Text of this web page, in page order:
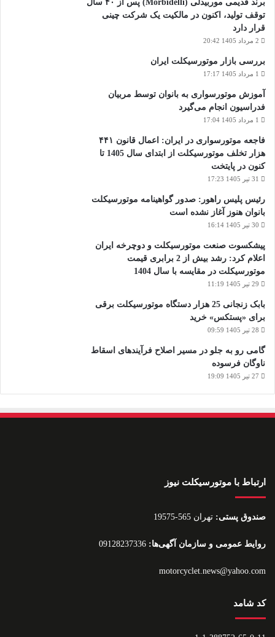
برند قدیمی موربیدلی (Morbidelli) پس از ۴۰ سال
توقف تولید، اکنون در مالکیت یک شرکت چینی
قرار دارد
2 مرداد 1405 20:42
بررسی بازار موتورسیکلت ایران
1 مرداد 1405 17:17
آموزش موتورسواری به بانوان توسط مربیان
فدراسیون انجام می‌گیرد
1 مرداد 1405 17:04
فاجعه موتورسواری در ایران: اعمال قانون ۴۴۱
هزار تخلف موتورسیکلت از ابتدای سال 1405 تا
کنون در پایتخت
31 تیر 1405 17:23
رئیس پلیس راهور: صدور گواهینامه موتورسیکلت
بانوان هنوز آغاز نشده است
30 تیر 1405 16:14
پیشکسوت صنعت موتورسیکلت و دوچرخه ایران
اعلام کرد: رشد بیش از 2 برابری قیمت
موتورسیکلت در مقایسه با سال 1404
29 تیر 1405 11:19
بابک زنجانی 25 هزار دستگاه موتورسیکلت برقی
برای «پستکس» خرید
28 تیر 1405 09:59
گامی رو به جلو در مسیر اصلاح فرآیندهای اسقاط
ناوگان فرسوده
27 تیر 1405 19:09
ارتباط با موتورسیکلت نیوز
صندوق پستی: تهران 565-19575
روایط عمومی و سازمان آگهی‌ها:
motorcyclet.news@yahoo.com
کد شامد